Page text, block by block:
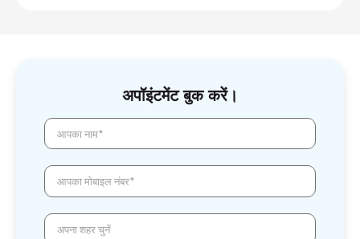
अपॉइंटमेंट बुक करें।
आपका नाम*
आपका मोबाइल नंबर*
अपना शहर चुनें